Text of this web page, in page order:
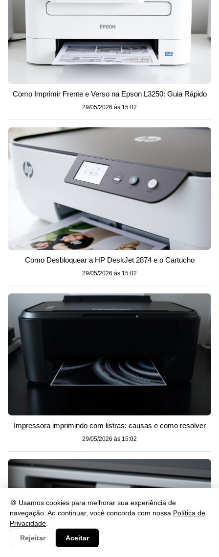
🍪 Usamos cookies para melhorar sua experiência de
navegação. Ao continuar, você concorda com nossa Política de
Privacidade
Rejeitar
Aceitar
Como Imprimir Frente e Verso na Epson L3250: Guia Rápido
29/05/2026 às 15:02
Como Desbloquear a HP DeskJet 2874 e o Cartucho
29/05/2026 às 15:02
Impressora imprimindo com listras: causas e como resolver
29/05/2026 às 15:02